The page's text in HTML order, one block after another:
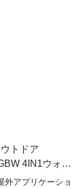
トドア
4IN1ウォー
外アプリケーショ